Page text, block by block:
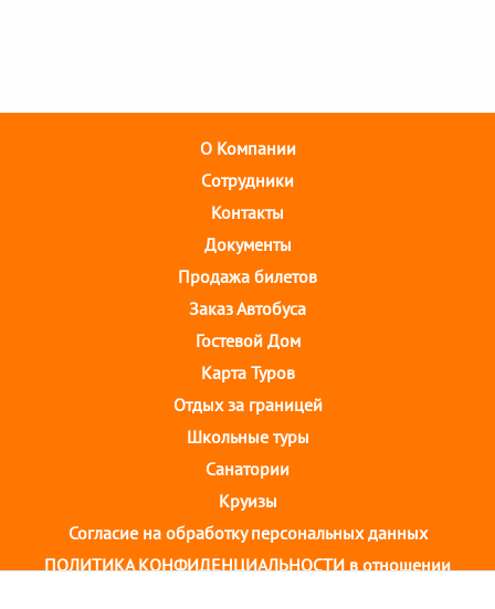
О Компании
Cотрудники
Контакты
Документы
Продажа билетов
Заказ Автобуса
Гостевой Дом
Карта Туров
Отдых за границей
Школьные туры
Санатории
Круизы
Согласие на обработку персональных данных
ПОЛИТИКА КОНФИДЕНЦИАЛЬНОСТИ в отношении